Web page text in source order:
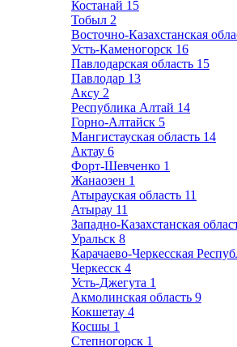
Костанай 15
Тобыл 2
Восточно-Казахстанская
Усть-Каменогорск 16
Павлодарская область 15
Павлодар 13
Аксу 2
Республика Алтай 14
Горно-Алтайск 5
Мангистауская область 14
Актау 6
Форт-Шевченко 1
Жанаозен 1
Атырауская область 11
Атырау 11
Западно-Казахстанская
Уральск 8
Карачаево-Черкесская
Черкесск 4
Усть-Джегута 1
Акмолинская область 9
Кокшетау 4
Косшы 1
Степногорск 1